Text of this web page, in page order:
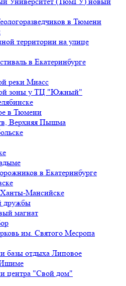
в Тюмени
территории на улице
в Екатеринбурге
реки Миасс
зоны у ТЦ "Южный"
в Тюмени
Верхняя Пышма
в Екатеринбурге
Мансийске
дружбы
магнат
им. Святого Месропа
базы отдыха Липовое
центра "Свой дом"